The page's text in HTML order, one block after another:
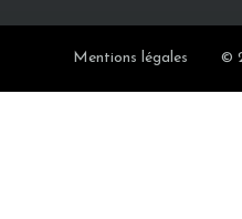
Mentions légales ©